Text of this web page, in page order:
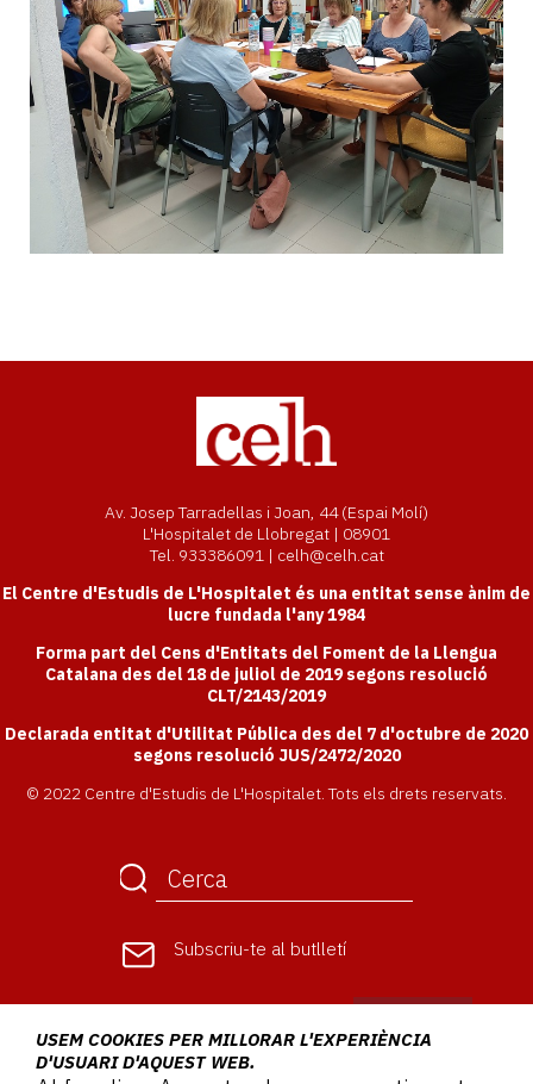
Av. Josep Tarradellas i Joan, 44 (Espai Molí)
L'Hospitalet de Llobregat | 08901
Tel. 933386091 | celh@celh.cat
El Centre d'Estudis de L'Hospitalet és una entitat sense ànim de
lucre fundada l'any 1984
Forma part del Cens d'Entitats del Foment de la Llengua
Catalana des del 18 de juliol de 2019 segons resolució
CLT/2143/2019
Declarada entitat d'Utilitat Pública des del 7 d'octubre de 2020
segons resolució JUS/2472/2020
© 2022 Centre d'Estudis de L'Hospitalet. Tots els drets reservats.
Subscriu-te al butlletí
USEM COOKIES PER MILLORAR L'EXPERIÈNCIA
D'USUARI D'AQUEST WEB.